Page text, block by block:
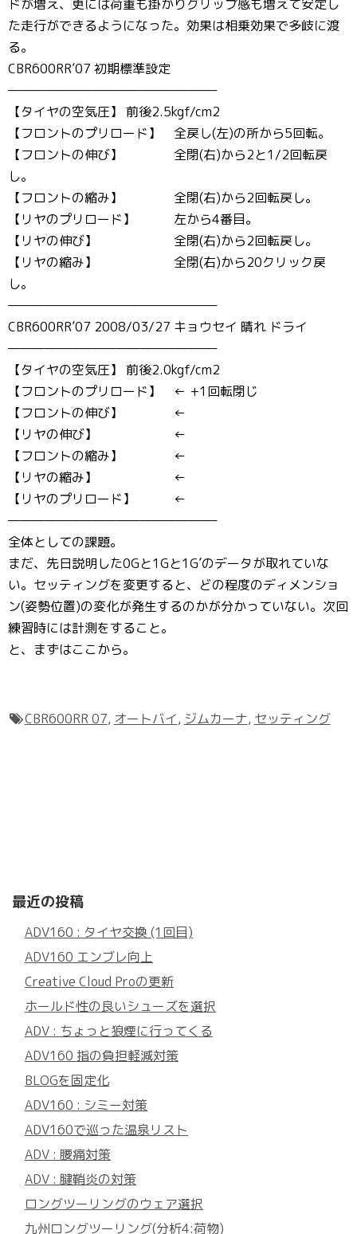
ドが増え、更には荷重も掛かりグリップ感も増えて安定し
た走行ができるようになった。効果は相乗効果で多岐に渡
る。
CBR600RR’07 初期標準設定
—————————————————–
【タイヤの空気圧】 前後2.5kgf/cm2
【フロントのプリロード】 全戻し(左)の所から5回転。
【フロントの伸び】 全閉(右)から2と1/2回転戻
し。
【フロントの縮み】 全閉(右)から2回転戻し。
【リヤのプリロード】 左から4番目。
【リヤの伸び】 全閉(右)から2回転戻し。
【リヤの縮み】 全閉(右)から20クリック戻
し。
—————————————————–
CBR600RR’07 2008/03/27 キョウセイ 晴れ ドライ
—————————————————–
【タイヤの空気圧】 前後2.0kgf/cm2
【フロントのプリロード】 ← +1回転閉じ
【フロントの伸び】 ←
【リヤの伸び】 ←
【フロントの縮み】 ←
【リヤの縮み】 ←
【リヤのプリロード】 ←
—————————————————–
全体としての課題。
まだ、先日説明した0Gと1Gと1G’のデータが取れていな
い。セッティングを変更すると、どの程度のディメンショ
ン(姿勢位置)の変化が発生するのかが分かっていない。次回
練習時には計測をすること。
と、まずはここから。
CBR600RR 07, オートバイ, ジムカーナ, セッティング
最近の投稿
ADV160 : タイヤ交換 (1回目)
ADV160 エンブレ向上
Creative Cloud Proの更新
ホールド性の良いシューズを選択
ADV : ちょっと狼煙に行ってくる
ADV160 指の負担軽減対策
BLOGを固定化
ADV160 : シミー対策
ADV160で巡った温泉リスト
ADV : 腰痛対策
ADV : 腱鞘炎の対策
ロングツーリングのウェア選択
九州ロングツーリング(分析4:荷物)